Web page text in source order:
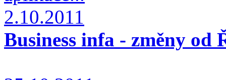
2.10.2011
Business infa - změny od